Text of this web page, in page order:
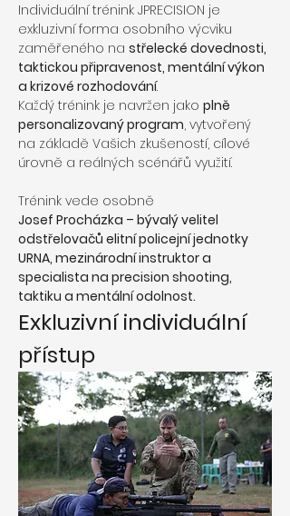
Individuální trénink JPRECISION je
exkluzivní forma osobního výcviku
zaměřeného na střelecké dovednosti,
taktickou připravenost, mentální výkon
a krizové rozhodování.
Každý trénink je navržen jako plně
personalizovaný program, vytvořený
na základě Vašich zkušeností, cílové
úrovně a reálných scénářů využití.
Trénink vede osobně
Josef Procházka – bývalý velitel
odstřelovačů elitní policejní jednotky
URNA, mezinárodní instruktor a
specialista na precision shooting,
taktiku a mentální odolnost.
Exkluzivní individuální
přístup